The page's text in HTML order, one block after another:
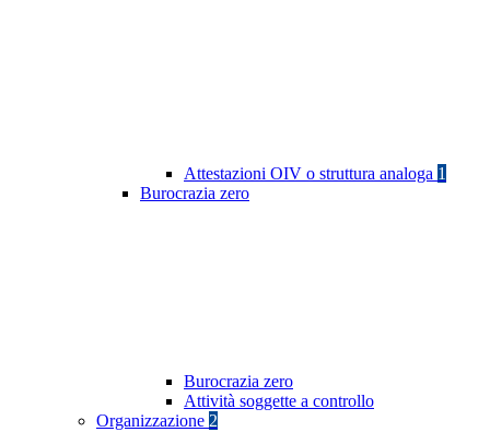
Attestazioni OIV o struttura analoga 1
Burocrazia zero
Burocrazia zero
Attività soggette a controllo
Organizzazione 2